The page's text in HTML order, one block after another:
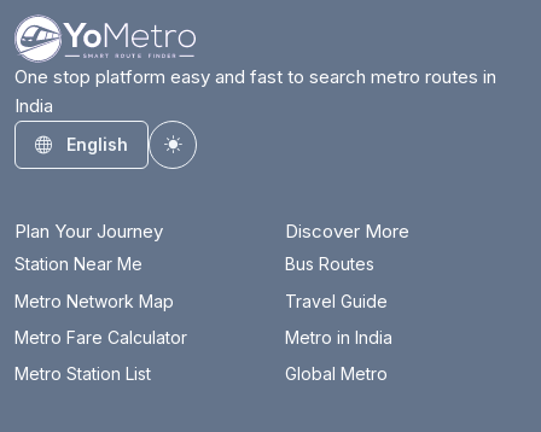
One stop platform easy and fast to search metro routes in
India
English
Toggle theme
Plan Your Journey
Station Near Me
Metro Network Map
Metro Fare Calculator
Metro Station List
Discover More
Bus Routes
Travel Guide
Metro in India
Global Metro